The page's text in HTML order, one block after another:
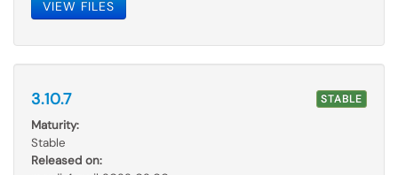
VIEW FILES
STABLE
3.10.7
Maturity:
Stable
Released on: